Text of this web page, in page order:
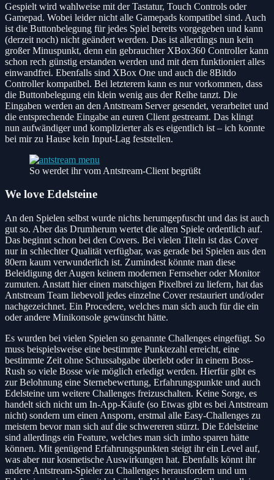
Gespielt wird wahlweise mit der Tastatur, Touch Controls oder
Gamepad. Wobei leider nicht alle Gamepads kompatibel sind. Auch
ist die Buttonbelegung für jedes Spiel bereits vorgegeben und kann
(derzeit noch) nicht geändert werden. Das ist allerdings nun kein
großer Minuspunkt, denn ein gebrauchter XBox360 Controller kann
schon rech günstig erstanden werden und mit dem funktioniert alles
einwandfrei. Ebenfalls sind XBox One und auch die 8Bitdo
Controller kompatibel. Bei letzterem kann es nur vorkommen, dass
die Buttonbelegung ein klein wenig aus der Reihe tanzt. Die
Eingaben werden an den Antstream Server gesendet, verarbeitet und
die entsprechende Eingabe an euren Client gestreamt. Das klingt
nun aufwändiger und komplizierter als es eigentlich ist – ich konnte
bei mir zu Hause kein Input-Lag feststellen.
So werdet ihr vom Antstream-Client begrüßt
We love Edelsteine
An den Spielen selbst wurde nichts herumgepfuscht und das ist auch
gut so. Aber das Drumherum wertet die alten Spiele ordentlich auf.
Das beginnt schon bei den Covers. Bei vielen Titeln ist das Cover
nur in schlechter Qualität verfügbar, was gerade bei Spielen aus den
80ern kaum verwunderlich ist. Zumindest könnte man diese
Beleidigung der Augen keinem modernen Fernseher oder Monitor
zumuten. Anstatt hier einen matschigen Pixelbrei zu liefern, hat das
Antstream Team liebevoll jedes einzelne Cover restauriert und/oder
nachgezeichnet. Ein Procedere, welches man sich auch für die ein
oder andere Minikonsole gewünscht hätte.
Es wurden bei vielen Spielen so genannte Challenges eingefügt. So
muss beispielsweise eine bestimmte Punktezahl erreicht, eine
bestimmte Zeit ohne Schussabgabe überlebt oder in einem Boss-
Rush so viele Bosse wie möglich erledigt werden. Hierfür gibt es
zur Belohnung eine Sternebewertung, Erfahrungspunkte und auch
Edelsteine um weitere Challenges freizuschalten. Keine Sorge, es
handelt sich nicht um In-App-Käufe (so Etwas gibt es bei Antstream
nicht) sondern um einen Ansporn, erstmal alle Easy-Challenges zu
meistern bevor man sich auf die schwereren stürzt. Die Edelsteine
sind allerdings ein Feature, welches man sich imho sparen hätte
können. Mit genügend Erfahrungspunkten steigt ihr ein Level auf,
was aber nur kosmetische Auswirkungen hat. Ebenfalls könnt ihr
andere Antstream-Spieler zu Challenges herausfordern und um